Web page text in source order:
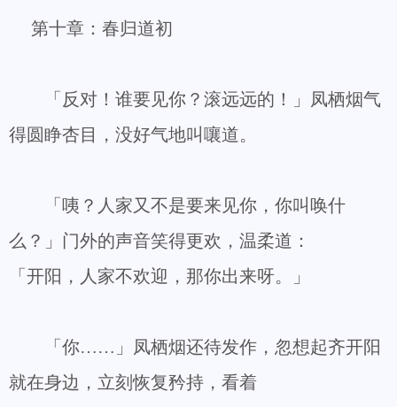
第十章：春归道初
「反对！谁要见你？滚远远的！」凤栖烟气
得圆睁杏目，没好气地叫嚷道。
「咦？人家又不是要来见你，你叫唤什
么？」门外的声音笑得更欢，温柔道：
「开阳，人家不欢迎，那你出来呀。」
「你……」凤栖烟还待发作，忽想起齐开阳
就在身边，立刻恢复矜持，看着